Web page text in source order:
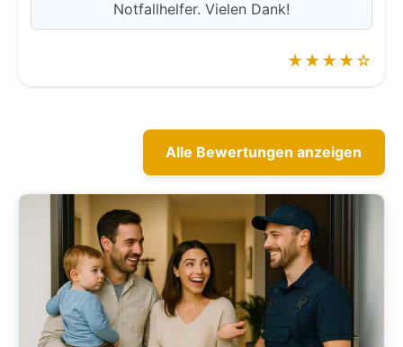
Notfallhelfer. Vielen Dank!
★★★★☆
Alle Bewertungen anzeigen